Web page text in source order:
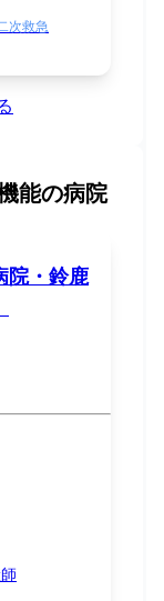
次救急
能の病院
院・鈴鹿